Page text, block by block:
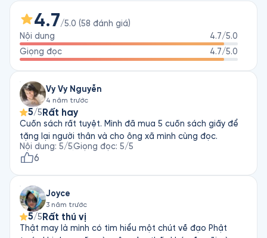
Giá trị của sách nói Nuôi Dạy Con Bằng Trái tim Của Một Vị
Phật nằm ở việc kết hợp các bài tập thực hành Phật giáo với
nhiều năm kinh nghiệm làm việc với trẻ em của C. L. Claridge,
trong đó có chính con của bà. Lòng tốt và trí tuệ của bà đã
được thể hiện xuyên suốt trong cuốn sách.
4.7/5.0 (58 đánh giá)
Nội dung
4.7/5.0
Giọng đọc
4.7/5.0
Vy Vy Nguyễn
4 năm trước
5/5 Rất hay
Cuốn sách rất tuyệt. Mình đã mua 5 cuốn sách giấy để
tặng lại người thân và cho ông xã mình cùng đọc.
Nội dung: 5/5Giọng đọc: 5/5
6
Joyce
3 năm trước
5/5 Rất thú vị
Thật may là mình có tìm hiểu một chút về đạo Phật